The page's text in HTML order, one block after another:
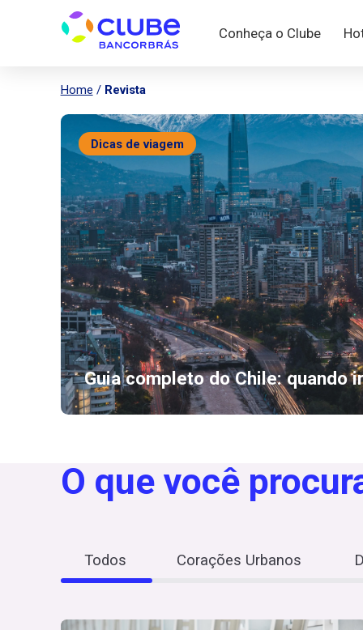
Conheça o Clube
Home / Revista
Dicas de viagem
Guia completo do Chile: quando
O que você
Todos Corações Urbanos